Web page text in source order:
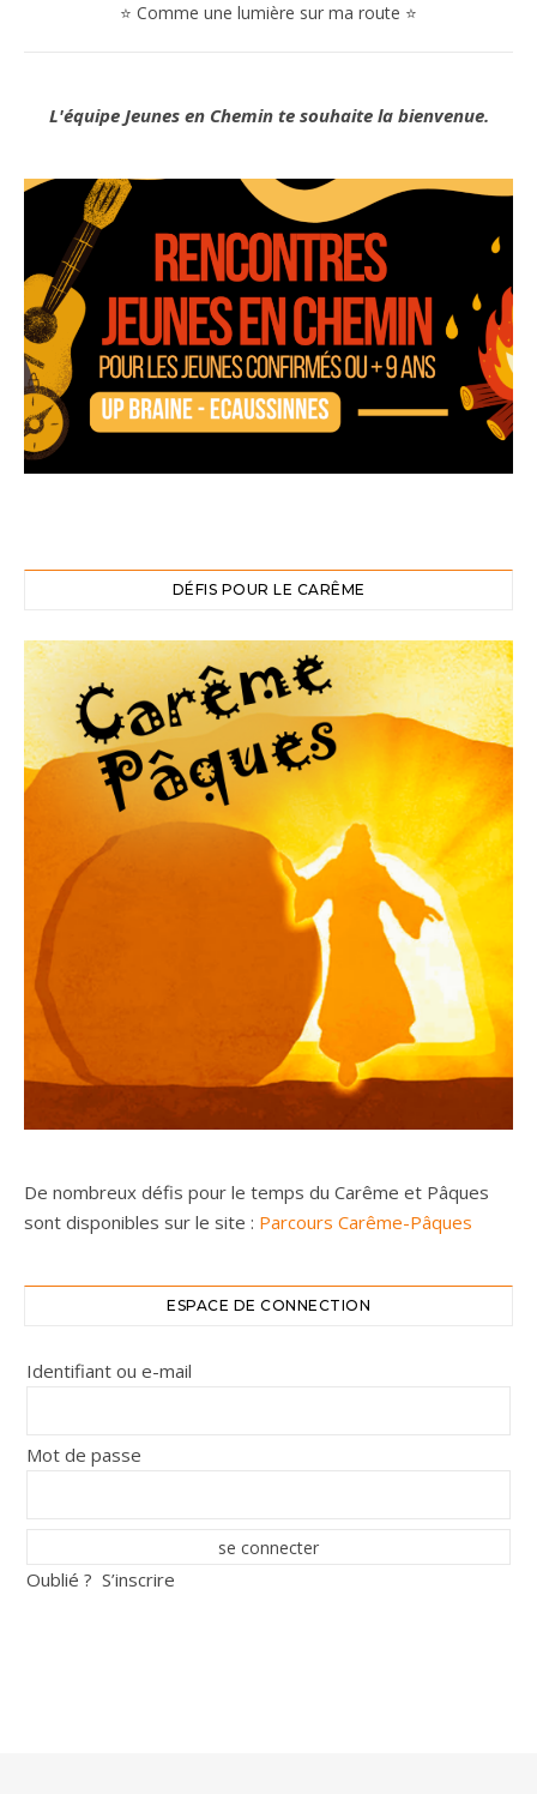
⭐ Comme une lumière sur ma route ⭐
L'équipe Jeunes en Chemin te souhaite la bienvenue.
DÉFIS POUR LE CARÊME
De nombreux défis pour le temps du Carême et Pâques
sont disponibles sur le site : Parcours Carême-Pâques
ESPACE DE CONNECTION
Identifiant ou e-mail
Mot de passe
Oublié ? S’inscrire